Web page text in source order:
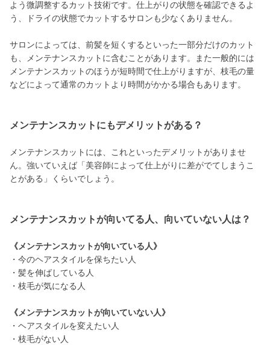
よう微調整するカット技術です。仕上がりの状態を確認できるよ
う、ドライの状態でカットするサロンも少なくありません。
サロンによっては、前髪を短くするといった一部分だけのカット
も、メンテナンスカットに含むことがあります。また一般的には
メンテナンスカットのほうが短時間で仕上がりますが、枝毛の量
などによって通常のカットより時間がかかる場合もあります。
メンテナンスカットにもデメリットがある？
メンテナンスカットには、これといったデメリットがありませ
ん。強いていえば「美容師によって仕上がりに差がでてしまうこ
とがある」くらいでしょう。
メンテナンスカットが向いてる人、向いていない人は？
《メンテナンスカットが向いている人》
・今のヘアスタイルを保ちたい人
・髪を伸ばしている人
・枝毛が気になる人
《メンテナンスカットが向いていない人》
・ヘアスタイルを変えたい人
・枝毛がない人